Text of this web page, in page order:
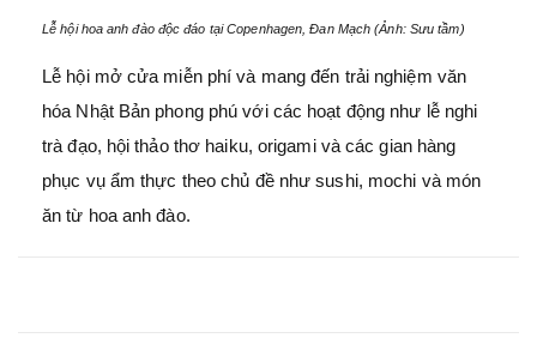
Lễ hội hoa anh đào độc đáo tại Copenhagen, Đan Mạch (Ảnh: Sưu tầm)
Lễ hội mở cửa miễn phí và mang đến trải nghiệm văn
hóa Nhật Bản phong phú với các hoạt động như lễ nghi
trà đạo, hội thảo thơ haiku, origami và các gian hàng
phục vụ ẩm thực theo chủ đề như sushi, mochi và món
ăn từ hoa anh đào.